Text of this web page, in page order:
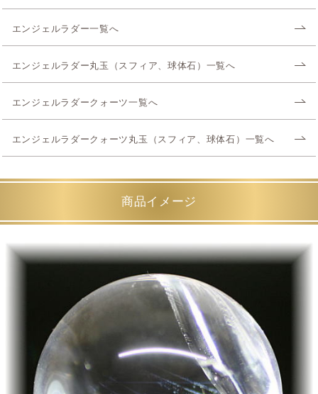
エンジェルラダー一覧へ
エンジェルラダー丸玉（スフィア、球体石）一覧へ
エンジェルラダークォーツ一覧へ
エンジェルラダークォーツ丸玉（スフィア、球体石）一覧へ
商品イメージ